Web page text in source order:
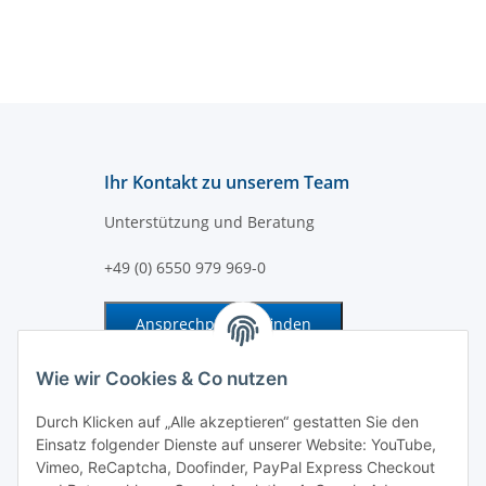
Wie wir Cookies & Co nutzen
Durch Klicken auf „Alle akzeptieren“ gestatten Sie den
Einsatz folgender Dienste auf unserer Website: YouTube,
Vimeo, ReCaptcha, Doofinder, PayPal Express Checkout
Ihr Kontakt zu unserem Team
Unterstützung und Beratung
+49 (0) 6550 979 969-0
Ansprechpartner finden
Information und Service
Zahlung und Versand